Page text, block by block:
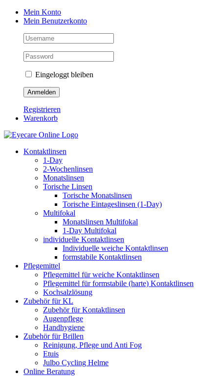
Zum
Inhalt
Mein Konto
Mein Benutzerkonto
Eingeloggt bleiben
Registrieren
Warenkorb
Kontaktlinsen
1-Day
2-Wochenlinsen
Monatslinsen
Torische Linsen
Torische Monatslinsen
Torische Eintageslinsen (1-Day)
Multifokal
Monatslinsen Multifokal
1-Day Multifokal
individuelle Kontaktlinsen
Individuelle weiche Kontaktlinsen
formstabile Kontaktlinsen
Pflegemittel
Pflegemittel für weiche Kontaktlinsen
Pflegemittel für formstabile (harte) Kontaktlinsen
Kochsalzlösung
Zubehör für KL
Zubehör für Kontaktlinsen
Augenpflege
Handhygiene
Zubehör für Brillen
Reinigung, Pflege und Anti Fog
Etuis
Julbo Cycling Helme
Online Beratung